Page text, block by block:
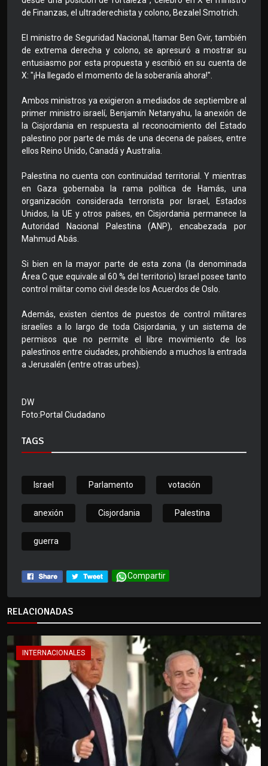
de Finanzas, el ultraderechista y colono, Bezalel Smotrich.
El ministro de Seguridad Nacional, Itamar Ben Gvir, también
de extrema derecha y colono, se apresuró a mostrar su
entusiasmo por esta propuesta y escribió en su cuenta de
X: "¡Ha llegado el momento de la soberanía ahora!".
Ambos ministros ya exigieron a mediados de septiembre al
primer ministro israelí, Benjamín Netanyahu, la anexión de
la Cisjordania en respuesta al reconocimiento del Estado
palestino por parte de más de una decena de países, entre
ellos Reino Unido, Canadá y Australia.
Palestina no cuenta con continuidad territorial. Y mientras
en Gaza gobernaba la rama política de Hamás, una
organización considerada terrorista por Israel, Estados
Unidos, la UE y otros países, en Cisjordania permanece la
Autoridad Nacional Palestina (ANP), encabezada por
Mahmud Abás.
Si bien en la mayor parte de esta zona (la denominada
Área C que equivale al 60 % del territorio) Israel posee tanto
control militar como civil desde los Acuerdos de Oslo.
Además, existen cientos de puestos de control militares
israelíes a lo largo de toda Cisjordania, y un sistema de
permisos que no permite el libre movimiento de los
palestinos entre ciudades, prohibiendo a muchos la entrada
a Jerusalén (entre otras urbes).
DW
Foto:Portal Ciudadano
TAGS
Israel Parlamento votación
anexión Cisjordania Palestina
guerra
Compartir
RELACIONADAS
INTERNACIONALES